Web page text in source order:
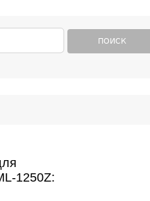
ПОИСК
1250Z: